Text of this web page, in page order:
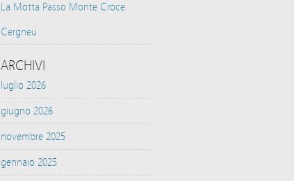
La Motta Passo Monte Croce
Cergneu
ARCHIVI
luglio 2026
giugno 2026
novembre 2025
gennaio 2025